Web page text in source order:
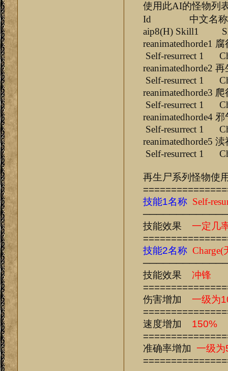
使用此AI的怪物列
Id 中文名称
aip8(H) Skill1
Self-resurrect 1
Self-resurrect 1
Self-resurrect 1
Self-resurrect 1
Self-resurrect 1
再生尸系列怪物使
技能1名称 Self-
技能效果 一定几
技能2名称
技能效果 冲锋
伤害增加 一级为
速度增加 150%
准确率增加 一级为